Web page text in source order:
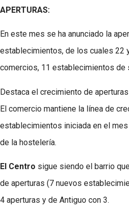
APERTURAS:
En este mes se ha anunciado la
establecimientos, de los cuales 22
comercios, 11 establecimientos de
Destaca el crecimiento de
El comercio mantiene la línea de
establecimientos iniciada en el
de la hostelería.
El Centro sigue siendo el barrio
de aperturas (7 nuevos
4 aperturas y de Antiguo con 3.